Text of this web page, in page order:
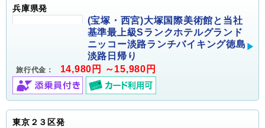
兵庫県発
(宝塚・西宮)大塚国際美術館と当社
基準最上級Sランクホテルグランド
ニッコー淡路ランチバイキング徳島
淡路日帰り
旅行代金： 14,980円 ～15,980円
東京２３区発